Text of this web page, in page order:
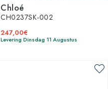
Chloé
CH0237SK-002
247,00€
Levering Dinsdag 11 Augustus